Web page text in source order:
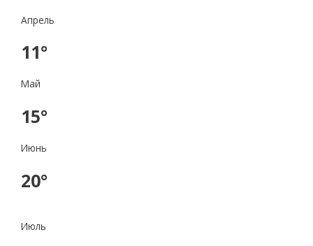
Апрель
11°
Май
15°
Июнь
20°
Июль